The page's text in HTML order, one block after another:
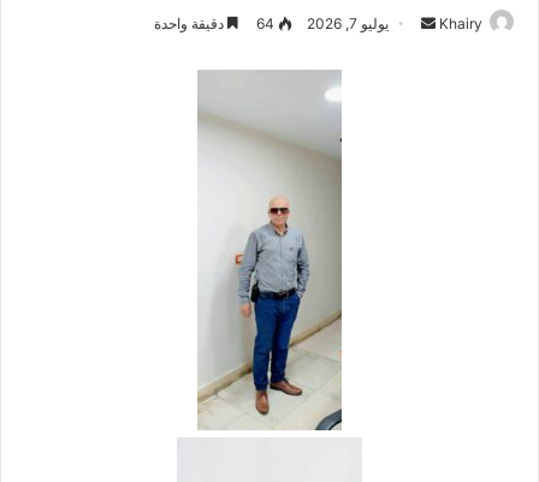
Khairy يوليو 7, 2026 64 دقيقة واحدة